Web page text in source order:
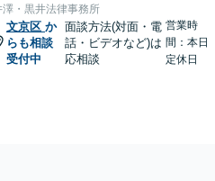
澤・黒井法律事務所
文京区 か
らも相談
受付中
面談方法(対面・電
話・ビデオなど)は
応相談
営業時
間：本日
定休日